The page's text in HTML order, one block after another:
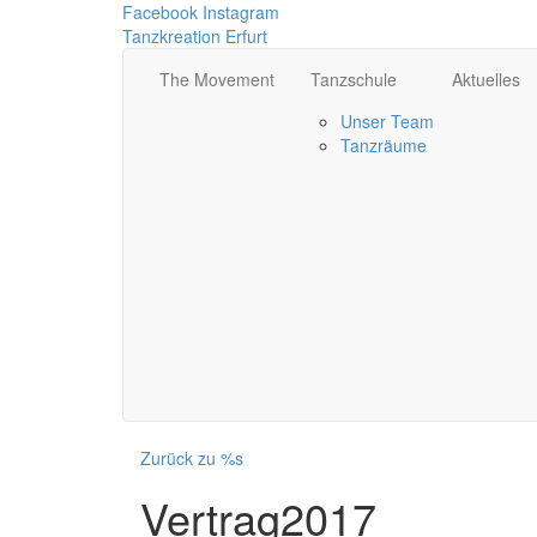
Facebook Instagram
Tanzkreation Erfurt
The Movement
Tanzschule
Unser Team
Tanzräume
Aktuelles
Zurück zu %s
Vertrag2017